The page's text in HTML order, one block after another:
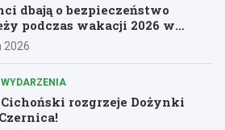
dbają o bezpieczeństwo
podczas wakacji 2026 w
2026
WYDARZENIA
rozgrzeje Dożynki